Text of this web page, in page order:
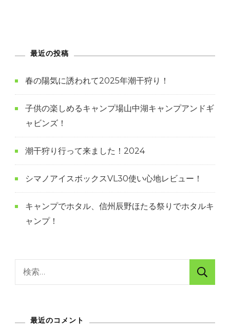
最近の投稿
春の陽気に誘われて2025年潮干狩り！
子供の楽しめるキャンプ場山中湖キャンプアンドギ
ャビンズ！
潮干狩り行って来ました！2024
シマノアイスボックスVL30使い心地レビュー！
キャンプでホタル、信州辰野ほたる祭りでホタルキ
ャンプ！
最近のコメント